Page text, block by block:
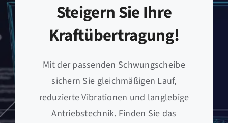
Steigern Sie Ihre
Kraftübertragung!
Mit der passenden Schwungscheibe
sichern Sie gleichmäßigen Lauf,
reduzierte Vibrationen und langlebige
Antriebstechnik. Finden Sie das